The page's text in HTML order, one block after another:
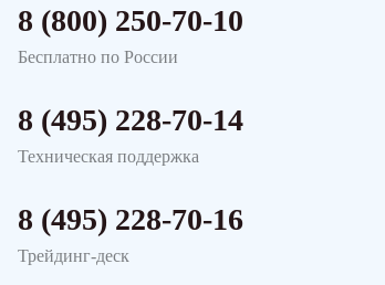
8 (800) 250-70-10
Бесплатно по России
8 (495) 228-70-14
Техническая поддержка
8 (495) 228-70-16
Трейдинг-деск